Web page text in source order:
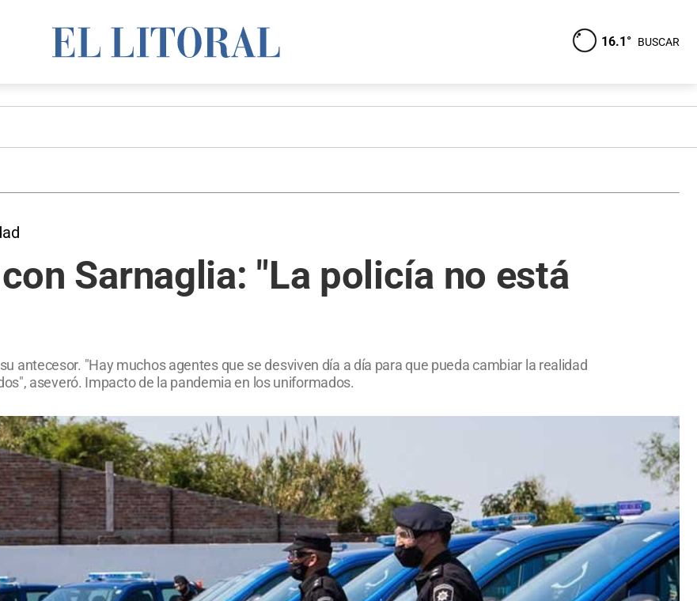
16.1° BUSCAR
Sarnaglia: "La policía no está
antecesor. "Hay muchos agentes que se desviven día a día para que pueda cambiar la realidad
aseveró. Impacto de la pandemia en los uniformados.